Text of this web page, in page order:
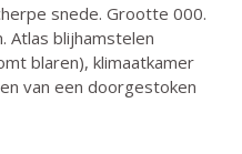
snede. Grootte 000.
Atlas blijhamstelen
blaren), klimaatkamer
van een doorgestoken